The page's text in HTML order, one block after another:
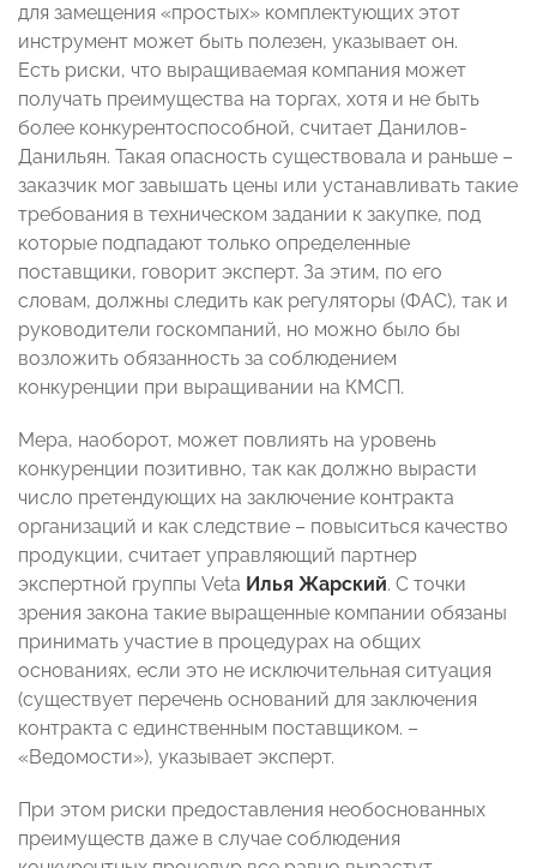
для замещения «простых» комплектующих этот
инструмент может быть полезен, указывает он.
Есть риски, что выращиваемая компания может
получать преимущества на торгах, хотя и не быть
более конкурентоспособной, считает Данилов-
Данильян. Такая опасность существовала и раньше –
заказчик мог завышать цены или устанавливать такие
требования в техническом задании к закупке, под
которые подпадают только определенные
поставщики, говорит эксперт. За этим, по его
словам, должны следить как регуляторы (ФАС), так и
руководители госкомпаний, но можно было бы
возложить обязанность за соблюдением
конкуренции при выращивании на КМСП.
Мера, наоборот, может повлиять на уровень
конкуренции позитивно, так как должно вырасти
число претендующих на заключение контракта
организаций и как следствие – повыситься качество
продукции, считает управляющий партнер
экспертной группы Veta Илья Жарский. С точки
зрения закона такие выращенные компании обязаны
принимать участие в процедурах на общих
основаниях, если это не исключительная ситуация
(существует перечень оснований для заключения
контракта с единственным поставщиком. –
«Ведомости»), указывает эксперт.
При этом риски предоставления необоснованных
преимуществ даже в случае соблюдения